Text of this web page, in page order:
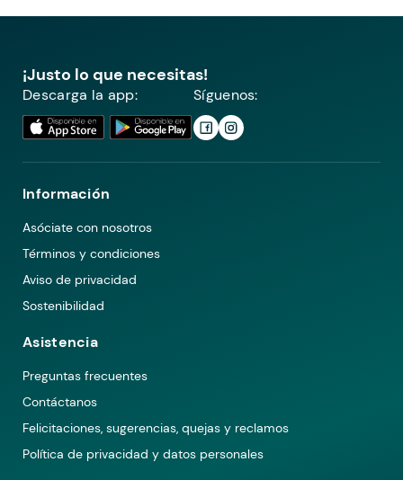
¡Justo lo que necesitas!
Descarga la app: Síguenos:
Información
Asóciate con nosotros
Términos y condiciones
Aviso de privacidad
Sostenibilidad
Asistencia
Preguntas frecuentes
Contáctanos
Felicitaciones, sugerencias, quejas y reclamos
Política de privacidad y datos personales